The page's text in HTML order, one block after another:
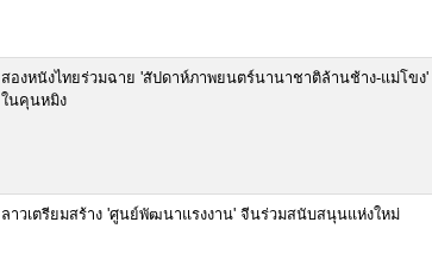
สองหนังไทยร่วมฉาย 'สัปดาห์ภาพยนตร์นานาชาติล้านช้าง-แม่โขง'
ในคุนหมิง
ลาวเตรียมสร้าง 'ศูนย์พัฒนาแรงงาน' จีนร่วมสนับสนุนแห่งใหม่